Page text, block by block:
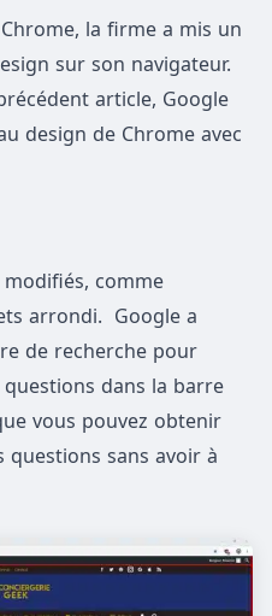
la firme a mis un
sur son navigateur.
article, Google
design de Chrome avec
comme
arrondi. Google a
de recherche pour
dans la barre
vous pouvez obtenir
questions sans avoir à